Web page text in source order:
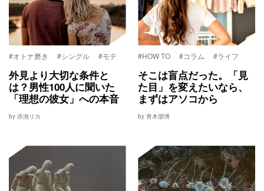
#オトナ磨き #シングル #モテ
外見より大切な条件と
は？男性100人に聞いた
「理想の彼女」への本音
by 赤池リカ
#HOW TO #コラム #ライフ
そこは盲点だった。「見
た目」を変えたいなら、
まずはアソコから
by 青木朋博